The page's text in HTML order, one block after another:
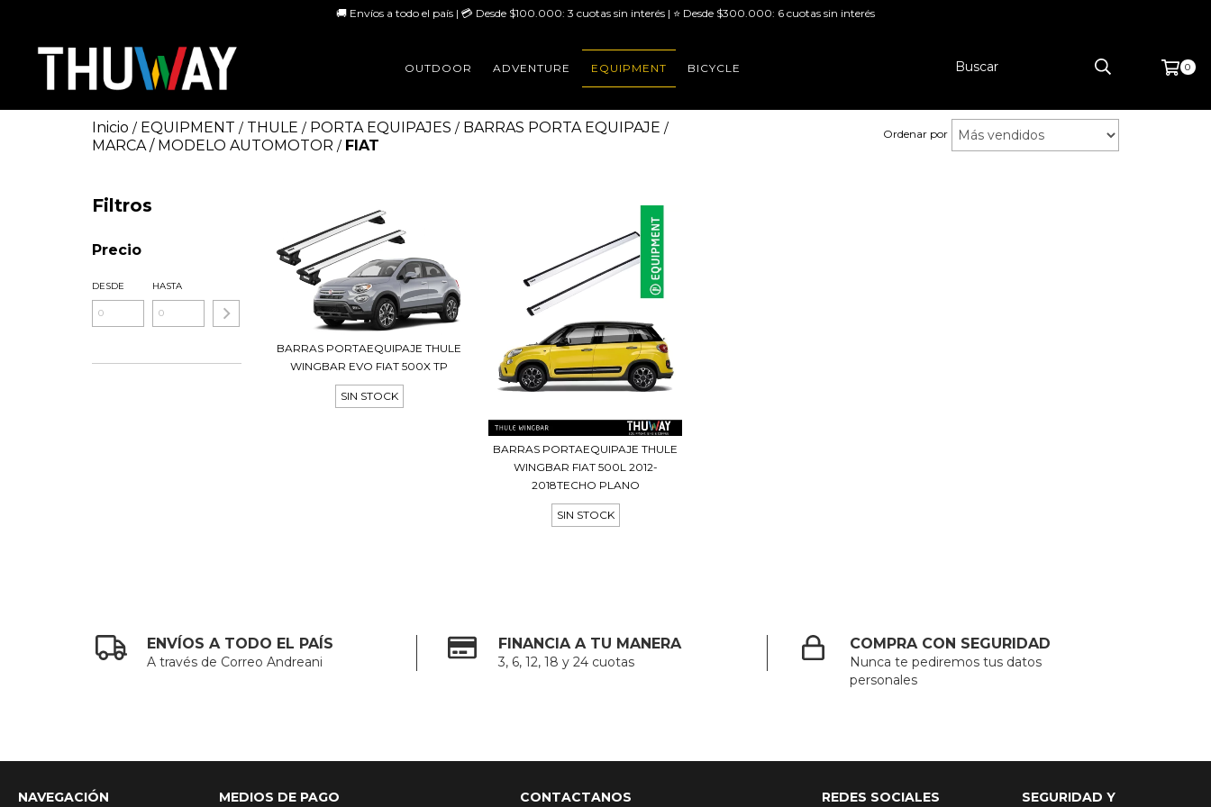
🚚 Envíos a todo el país | 💳 Desde $100.000: 3 cuotas sin interés | ⭐ Desde $300.000: 6 cuotas sin interés
OUTDOOR ADVENTURE EQUIPMENT BICYCLE 0
Inicio / EQUIPMENT / THULE / PORTA EQUIPAJES / BARRAS PORTA EQUIPAJE /
MARCA / MODELO AUTOMOTOR / FIAT
Ordenar por
Filtros
Precio
DESDE HASTA
BARRAS PORTAEQUIPAJE THULE
WINGBAR EVO FIAT 500X TP
SIN STOCK
BARRAS PORTAEQUIPAJE THULE
WINGBAR FIAT 500L 2012-
2018TECHO PLANO
SIN STOCK
ENVÍOS A TODO EL PAÍS
A través de Correo Andreani
FINANCIA A TU MANERA
3, 6, 12, 18 y 24 cuotas
COMPRA CON SEGURIDAD
Nunca te pediremos tus datos
personales
NAVEGACIÓN MEDIOS DE PAGO CONTACTANOS REDES SOCIALES
SEGURIDAD Y